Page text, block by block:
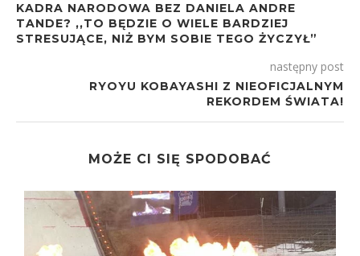
KADRA NARODOWA BEZ DANIELA ANDRE
TANDE? ,,TO BĘDZIE O WIELE BARDZIEJ
STRESUJĄCE, NIŻ BYM SOBIE TEGO ŻYCZYŁ”
następny post
RYOYU KOBAYASHI Z NIEOFICJALNYM
REKORDEM ŚWIATA!
MOŻE CI SIĘ SPODOBAĆ